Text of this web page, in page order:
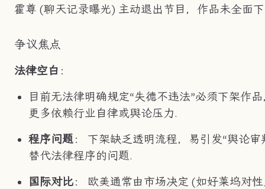
霍尊 (聊天记录曝光) 主动退出节目，作品未全面
争议焦点
法律空白 ：
目前无法律明确规定“失德不违法”必须下架作品
更多依赖行业自律或舆论压力.
程序问题： 下架缺乏透明流程，易引发“舆论审
替代法律程序的问题.
国际对比： 欧美通常由市场决定 (如好莱坞对